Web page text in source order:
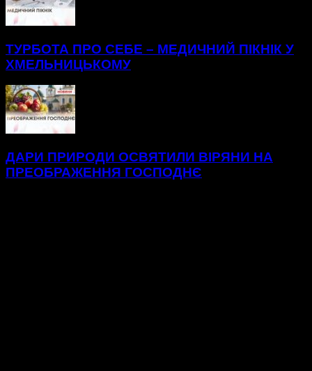
ТУРБОТА ПРО СЕБЕ – МЕДИЧНИЙ ПІКНІК У
ХМЕЛЬНИЦЬКОМУ
ДАРИ ПРИРОДИ ОСВЯТИЛИ ВІРЯНИ НА
ПРЕОБРАЖЕННЯ ГОСПОДНЄ